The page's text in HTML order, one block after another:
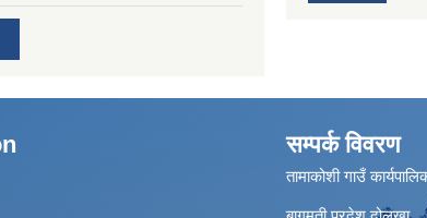
सम्पर्क विवरण
तामाकोशी गाउँ